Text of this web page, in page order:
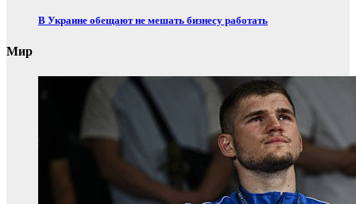
В Украине обещают не мешать бизнесу работать
Мир